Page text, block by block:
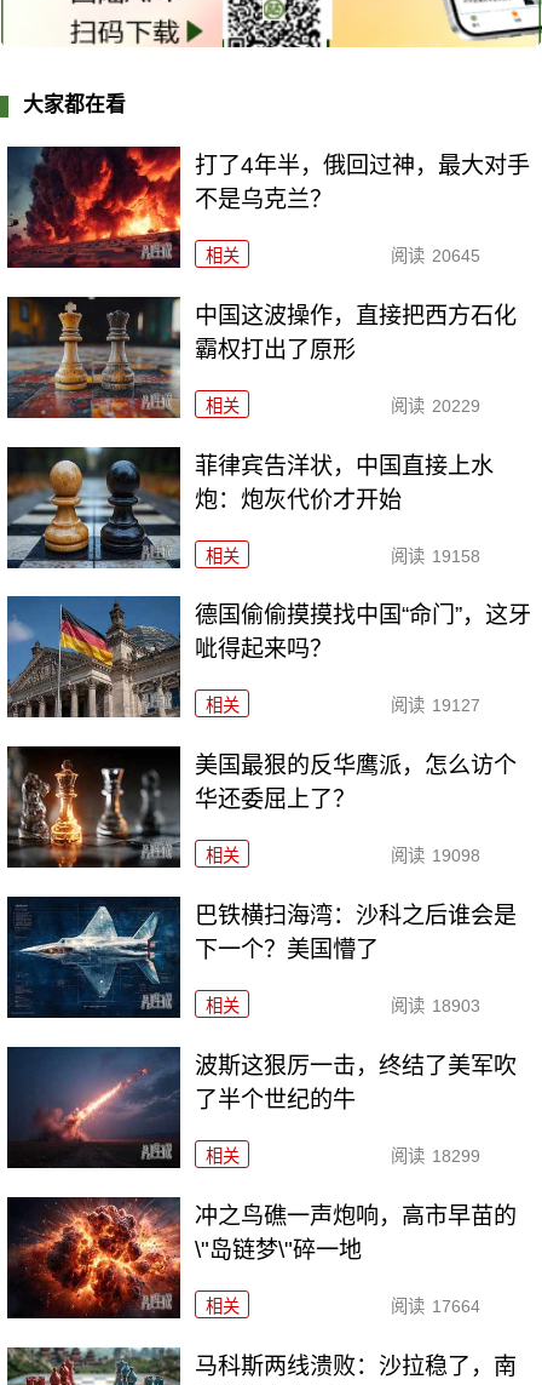
大家都在看
打了4年半，俄回过神，最大对手
不是乌克兰？
相关 阅读 20645
中国这波操作，直接把西方石化
霸权打出了原形
相关 阅读 20229
菲律宾告洋状，中国直接上水
炮：炮灰代价才开始
相关 阅读 19158
德国偷偷摸摸找中国“命门”，这牙
呲得起来吗？
相关 阅读 19127
美国最狠的反华鹰派，怎么访个
华还委屈上了？
相关 阅读 19098
巴铁横扫海湾：沙科之后谁会是
下一个？美国懵了
相关 阅读 18903
波斯这狠厉一击，终结了美军吹
了半个世纪的牛
相关 阅读 18299
冲之鸟礁一声炮响，高市早苗的
\"岛链梦\"碎一地
相关 阅读 17664
马科斯两线溃败：沙拉稳了，南